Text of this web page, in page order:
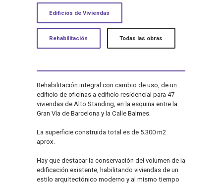
Edificios de Viviendas
Rehabilitación Todas las obras
Rehabilitación integral con cambio de uso, de un
edificio de oficinas a edificio residencial para 47
viviendas de Alto Standing, en la esquina entre la
Gran Vía de Barcelona y la Calle Balmes.
La superficie construida total es de 5.300 m2
aprox.
Hay que destacar la conservación del volumen de la
edificación existente, habilitando viviendas de un
estilo arquitectónico moderno y al mismo tiempo